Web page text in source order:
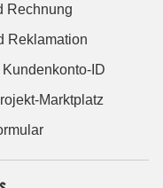
Rechnung
Reklamation
ID
Marktplatz